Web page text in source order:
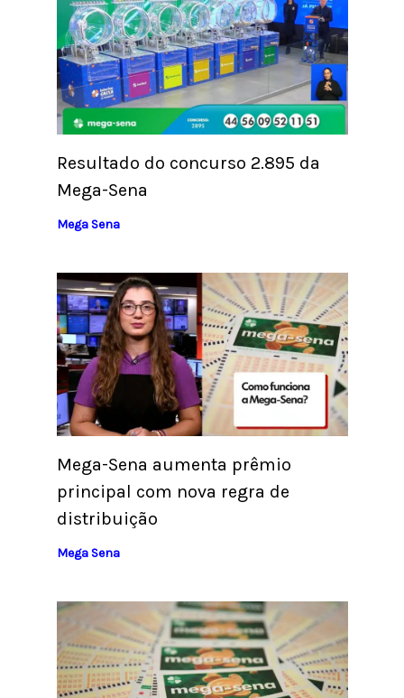
Resultado do concurso 2.895 da
Mega-Sena
Mega Sena
Mega-Sena aumenta prêmio
principal com nova regra de
distribuição
Mega Sena